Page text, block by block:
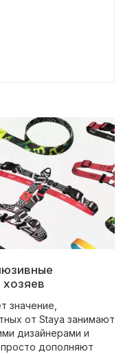
значение,
от Staya занимают
дизайнерами и
дополняют